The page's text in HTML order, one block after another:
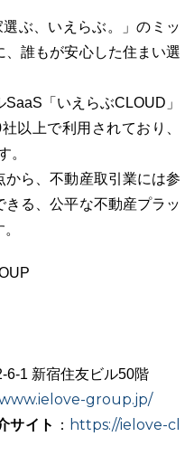
ぶ、いえらぶ。」のミッ
、誰もが安心した住まい選
「いえらぶCLOUD」
以上で利用されており、
。
ら、不動産取引業には参
きる、公平な不動産プラッ
6-1 新宿住友ビル50階
group.jp/
サイト
： https://ielove-cl